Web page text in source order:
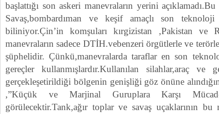
başlattığı son askeri manevraların yerini
Savaş,bombardıman ve keşif amaçlı son teknoloji
biliniyor.Çin’in komşuları kırgizistan ,Pakistan ve
manevraların sadece DTİH.vebenzeri örgütlerle ve
şüphelidir. Çünkü,manevralarda taraflar en son
gereçler kullanmışlardır.Kullanılan silahlar,araç ve
gerçekleşetirildiği bölgenin genişliği göz önüne
,”Küçük ve Marjinal Guruplara Karşı
görülecektir.Tank,ağır toplar ve savaş uçaklarının bu